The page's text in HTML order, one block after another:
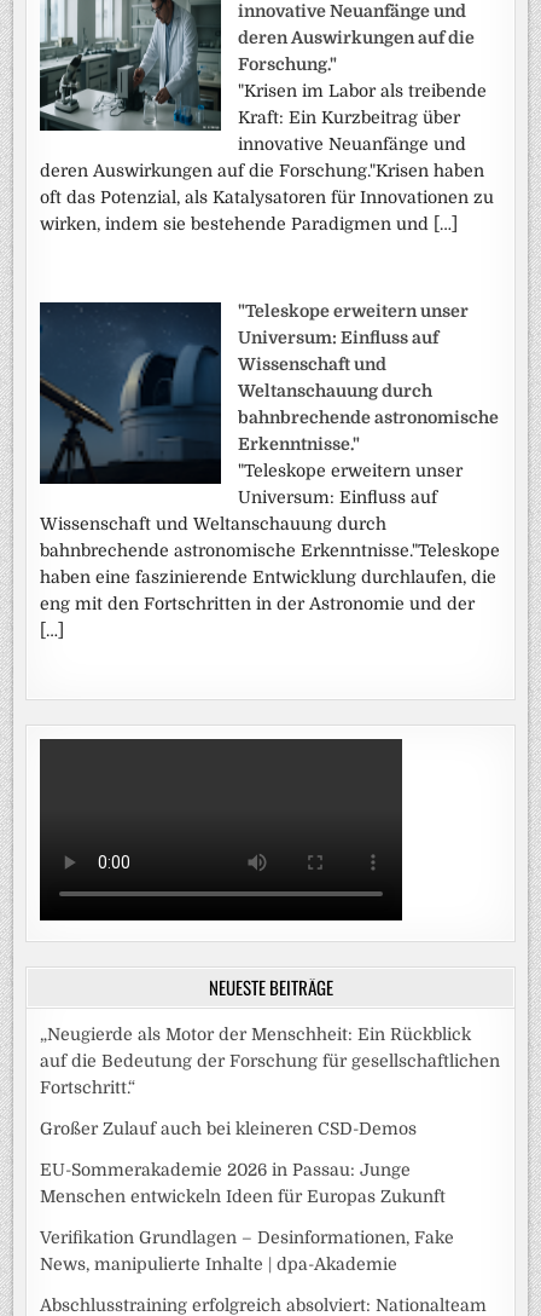
innovative Neuanfänge und
deren Auswirkungen auf die
Forschung."
"Krisen im Labor als treibende
Kraft: Ein Kurzbeitrag über
innovative Neuanfänge und
deren Auswirkungen auf die Forschung."Krisen haben
oft das Potenzial, als Katalysatoren für Innovationen zu
wirken, indem sie bestehende Paradigmen und […]
"Teleskope erweitern unser
Universum: Einfluss auf
Wissenschaft und
Weltanschauung durch
bahnbrechende astronomische
Erkenntnisse."
"Teleskope erweitern unser
Universum: Einfluss auf
Wissenschaft und Weltanschauung durch
bahnbrechende astronomische Erkenntnisse."Teleskope
haben eine faszinierende Entwicklung durchlaufen, die
eng mit den Fortschritten in der Astronomie und der
[…]
NEUESTE BEITRÄGE
„Neugierde als Motor der Menschheit: Ein Rückblick
auf die Bedeutung der Forschung für gesellschaftlichen
Fortschritt.“
Großer Zulauf auch bei kleineren CSD-Demos
EU-Sommerakademie 2026 in Passau: Junge
Menschen entwickeln Ideen für Europas Zukunft
Verifikation Grundlagen – Desinformationen, Fake
News, manipulierte Inhalte | dpa-Akademie
Abschlusstraining erfolgreich absolviert: Nationalteam